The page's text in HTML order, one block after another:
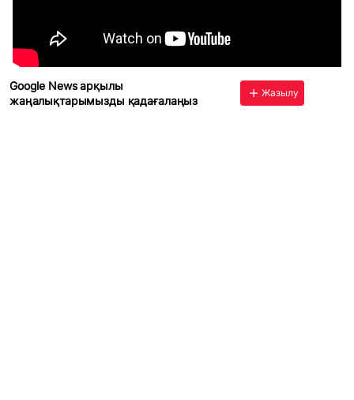
Google News арқылы
жаңалықтарымызды қадағалаңыз
Жазылу